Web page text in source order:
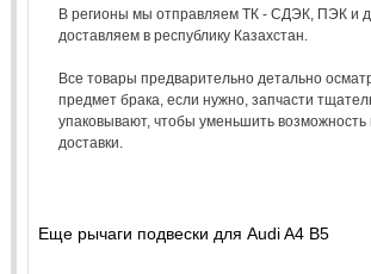
В регионы мы отправляем ТК - СДЭК, ПЭК и
доставляем в республику Казахстан.
Все товары предварительно детально
предмет брака, если нужно, запчасти
упаковывают, чтобы уменьшить возможность
доставки.
Еще рычаги подвески для Audi A4 B5